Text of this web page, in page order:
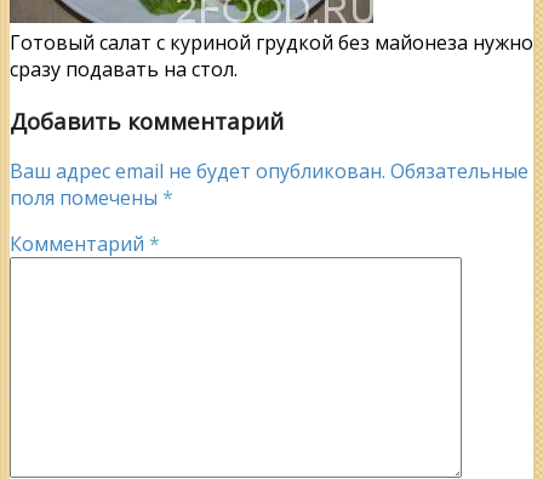
Готовый салат с куриной грудкой без майонеза нужно
сразу подавать на стол.
Добавить комментарий
Ваш адрес email не будет опубликован. Обязательные
поля помечены *
Комментарий *